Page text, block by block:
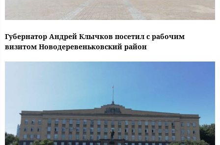
Губернатор Андрей Клычков посетил с рабочим
визитом Новодеревеньковский район